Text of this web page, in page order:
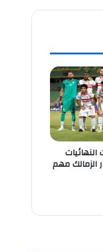
النهائيات
الزمالك مهم